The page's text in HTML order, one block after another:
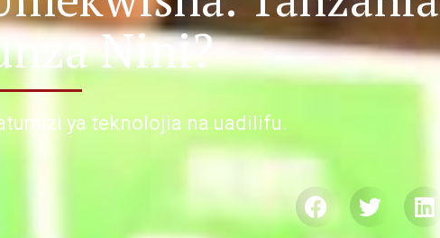
Nini?
ya teknolojia na uadilifu.